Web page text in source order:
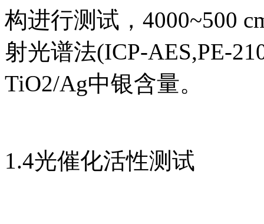
构进行测试，4000~500
射光谱法(ICP-AES,PE-
TiO2/Ag中银含量。
1.4光催化活性测试